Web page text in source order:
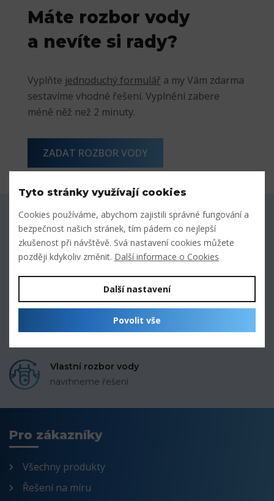
Máte rozbor vody
a nevíte si rady?
Vyplňte jednoduchý formulář a my Vám zdarma
sestavíme vhodné řešení. Vyplnění zabere
méně něž než 2 minuty.
ZADAT ROZBOR VODY
Zavolejte nám
po-ne 9:00 - 20:00
odpovíme do 24 hodin
20 000 výdejních místh
po celé ČR a SR
Vlastní rozbor vody
navrhneme řešení
Pro zákazníky
Všechny produkty
Řešení na míru
Tyto stránky využívají cookies
Cookies používáme, abychom zajistili správné fungování a
bezpečnost našich stránek, tím pádem co nejlepší
zkušenost při návštěvě. Svá nastavení cookies můžete
později kdykoliv změnit. Další informace o Cookies
Další nastavení
Povolit vše